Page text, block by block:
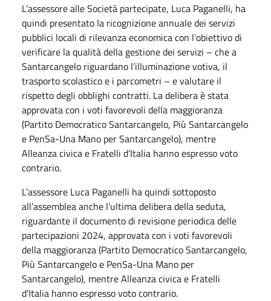
L’assessore alle Società partecipate, Luca Paganelli, ha
quindi presentato la ricognizione annuale dei servizi
pubblici locali di rilevanza economica con l’obiettivo di
verificare la qualità della gestione dei servizi – che a
Santarcangelo riguardano l’illuminazione votiva, il
trasporto scolastico e i parcometri – e valutare il
rispetto degli obblighi contratti. La delibera è stata
approvata con i voti favorevoli della maggioranza
(Partito Democratico Santarcangelo, Più Santarcangelo
e PenSa-Una Mano per Santarcangelo), mentre
Alleanza civica e Fratelli d’Italia hanno espresso voto
contrario.
L’assessore Luca Paganelli ha quindi sottoposto
all’assemblea anche l’ultima delibera della seduta,
riguardante il documento di revisione periodica delle
partecipazioni 2024, approvata con i voti favorevoli
della maggioranza (Partito Democratico Santarcangelo,
Più Santarcangelo e PenSa-Una Mano per
Santarcangelo), mentre Alleanza civica e Fratelli
d’Italia hanno espresso voto contrario.